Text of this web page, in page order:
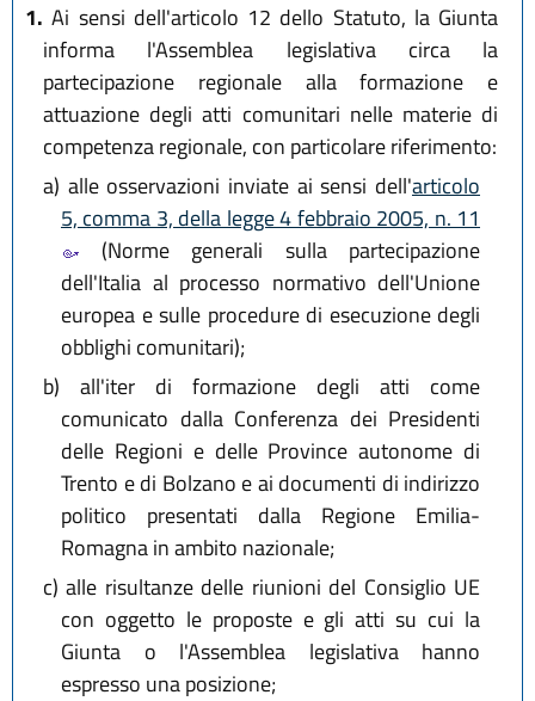
1. Ai sensi dell'articolo 12 dello Statuto, la Giunta
informa l'Assemblea legislativa circa la
partecipazione regionale alla formazione e
attuazione degli atti comunitari nelle materie di
competenza regionale, con particolare riferimento:
a) alle osservazioni inviate ai sensi dell'articolo
5, comma 3, della legge 4 febbraio 2005, n. 11
(Norme generali sulla partecipazione
dell'Italia al processo normativo dell'Unione
europea e sulle procedure di esecuzione degli
obblighi comunitari);
b) all'iter di formazione degli atti come
comunicato dalla Conferenza dei Presidenti
delle Regioni e delle Province autonome di
Trento e di Bolzano e ai documenti di indirizzo
politico presentati dalla Regione Emilia-
Romagna in ambito nazionale;
c) alle risultanze delle riunioni del Consiglio UE
con oggetto le proposte e gli atti su cui la
Giunta o l'Assemblea legislativa hanno
espresso una posizione;